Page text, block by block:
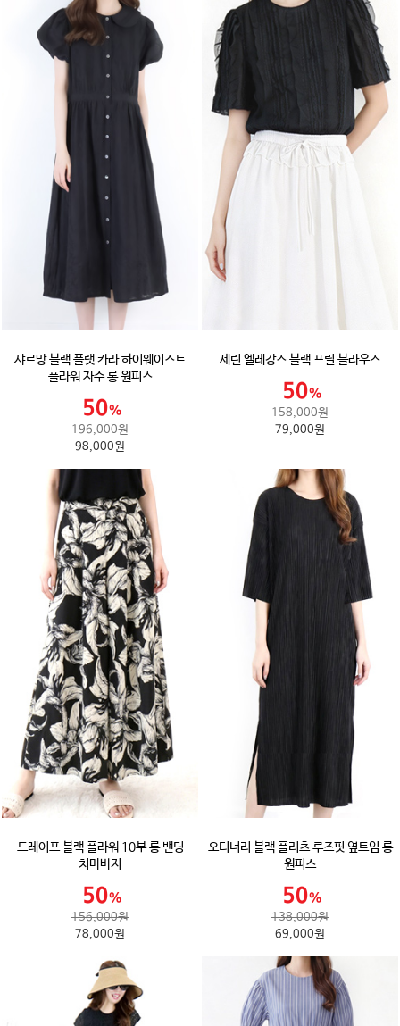
샤르망 블랙 플랫 카라 하이웨이스트
플라워 자수 롱 원피스
196,000원
98,000원
세린 엘레강스 블랙 프릴 블라우스
158,000원
79,000원
드레이프 블랙 플라워 10부 롱 밴딩
치마바지
156,000원
78,000원
오디너리 블랙 플리츠 루즈핏 옆트임 롱
원피스
138,000원
69,000원